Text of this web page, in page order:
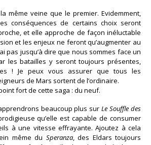
même veine que le premier. Evidemment,
conséquences de certains choix seront
et elle approche de façon inéluctable
et les enjeux ne feront qu’augmenter au
pas jusqu’à dire que nous sommes face un
les batailles y seront toujours présentes,
! Je peux vous assurer que tous les
de Mars sortent de l’ordinaire.
fort de cette saga : du neuf.
beaucoup plus surLe Souffle des
qu’elle est capable de consumer
à une vitesse effrayante. Ajoutez à cela
même du Speranza, des Eldars toujours